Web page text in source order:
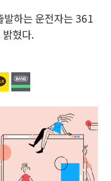
발하는 운전자는 361
혔다.